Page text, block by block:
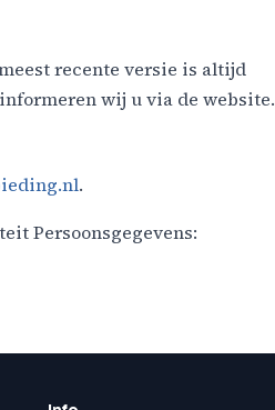
recente versie is altijd
wij u via de website.
.
Persoonsgegevens: